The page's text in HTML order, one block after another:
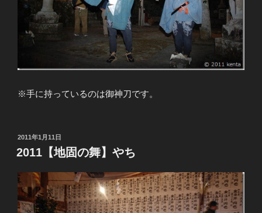
※手に持っているのは御神刀です。
投
稿
日:
2011年1月11日
2011【地固の舞】やち